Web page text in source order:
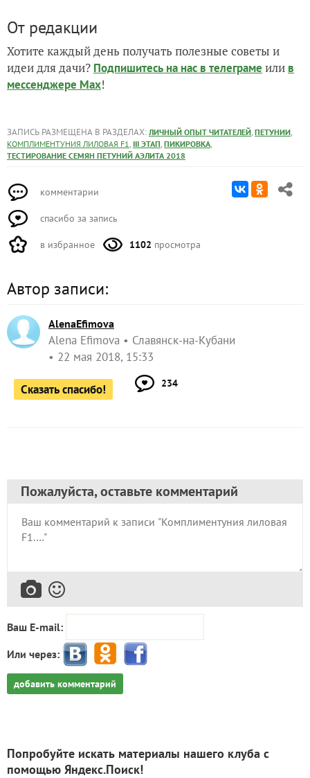
От редакции
Хотите каждый день получать полезные советы и
идеи для дачи? Подпишитесь на нас в телеграме или в
мессенджере Max!
ЗАПИСЬ РАЗМЕЩЕНА В РАЗДЕЛАХ: ЛИЧНЫЙ ОПЫТ ЧИТАТЕЛЕЙ, ПЕТУНИИ,
КОМПЛИМЕНТУНИЯ ЛИЛОВАЯ F1 , III ЭТАП, ПИКИРОВКА,
ТЕСТИРОВАНИЕ СЕМЯН ПЕТУНИЙ АЭЛИТА 2018
комментарии
спасибо за запись
в избранное 1102 просмотра
Автор записи:
AlenaEfimova
Alena Efimova
Славянск-на-Кубани
22 мая 2018, 15:33
Сказать спасибо! 234
Пожалуйста, оставьте комментарий
Ваш E-mail:
Или через:
добавить комментарий
Попробуйте искать материалы нашего клуба с
помощью Яндекс.Поиск!